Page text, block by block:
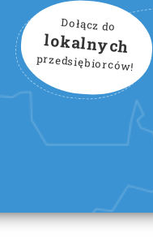
Dołącz do
lokalnych
przedsiębiorców!